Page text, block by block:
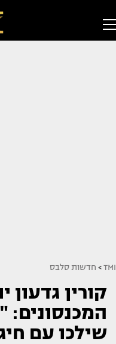
TMI
> חדשות סלבס
קורין
המכנסונים:
שילכו עם